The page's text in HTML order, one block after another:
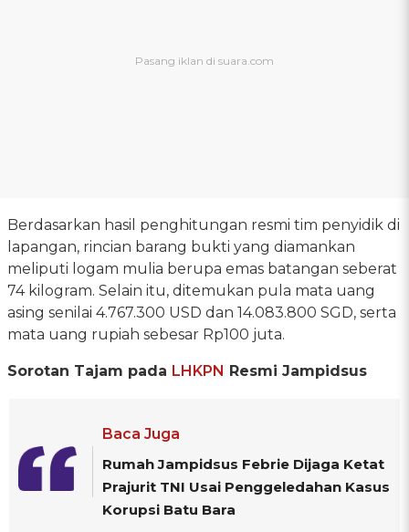
Berdasarkan hasil penghitungan resmi tim penyidik di
lapangan, rincian barang bukti yang diamankan
meliputi logam mulia berupa emas batangan seberat
74 kilogram. Selain itu, ditemukan pula mata uang
asing senilai 4.767.300 USD dan 14.083.800 SGD, serta
mata uang rupiah sebesar Rp100 juta.
Sorotan Tajam pada LHKPN Resmi Jampidsus
Baca Juga
Rumah Jampidsus Febrie Dijaga Ketat
Prajurit TNI Usai Penggeledahan Kasus
Korupsi Batu Bara